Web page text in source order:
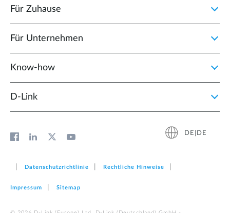
Für Zuhause
Für Unternehmen
Know-how
D‑Link
DE|DE
Datenschutzrichtlinie Rechtliche Hinweise
Impressum Sitemap